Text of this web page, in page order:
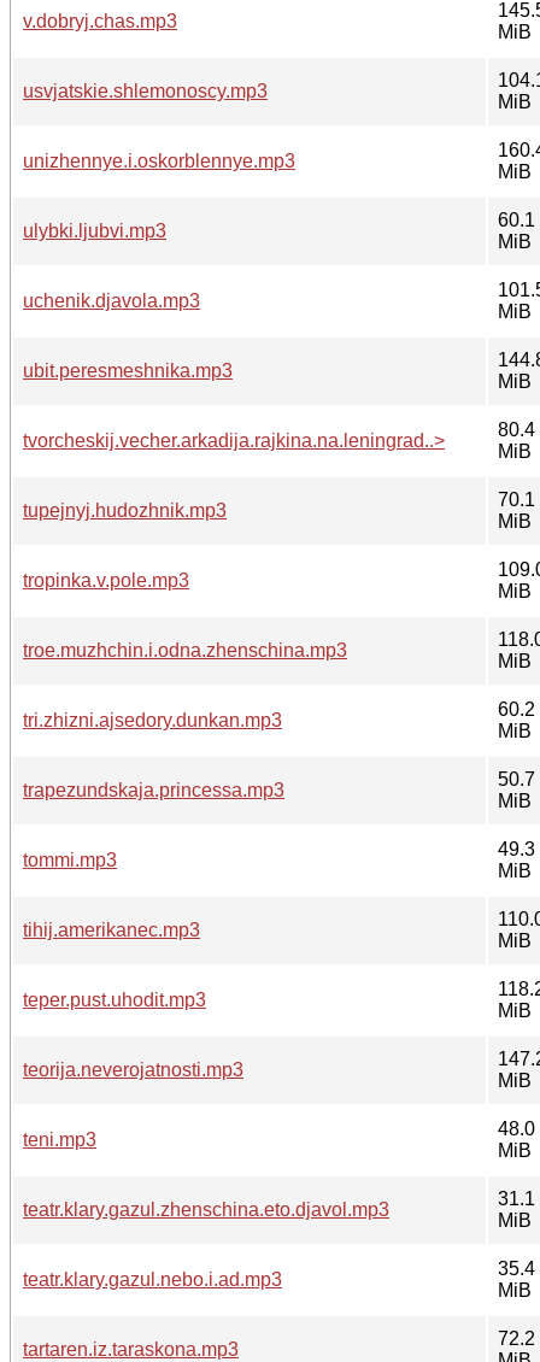
v.dobryj.chas.mp3
MiB
usvjatskie.shlemonoscy.mp3
MiB
unizhennye.i.oskorblennye.mp3
MiB
ulybki.ljubvi.mp3
60.1
MiB
uchenik.djavola.mp3
MiB
ubit.peresmeshnika.mp3
MiB
tvorcheskij.vecher.arkadija.rajkina.na.leningrad..>
80.4
MiB
tupejnyj.hudozhnik.mp3
70.1
MiB
tropinka.v.pole.mp3
MiB
troe.muzhchin.i.odna.zhenschina.mp3
MiB
tri.zhizni.ajsedory.dunkan.mp3
60.2
MiB
trapezundskaja.princessa.mp3
50.7
MiB
tommi.mp3
49.3
MiB
tihij.amerikanec.mp3
MiB
teper.pust.uhodit.mp3
MiB
teorija.neverojatnosti.mp3
MiB
teni.mp3
48.0
MiB
teatr.klary.gazul.zhenschina.eto.djavol.mp3
31.1
MiB
teatr.klary.gazul.nebo.i.ad.mp3
35.4
MiB
tartaren.iz.taraskona.mp3
72.2